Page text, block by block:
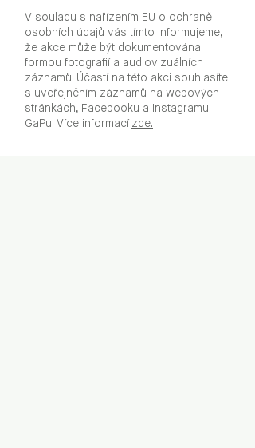
V souladu s nařízením EU o ochraně
osobních údajů vás tímto informujeme,
že akce může být dokumentována
formou fotografií a audiovizuálních
záznamů. Účastí na této akci souhlasíte
s uveřejněním záznamů na webových
stránkách, Facebooku a Instagramu
GaPu. Více informací zde.